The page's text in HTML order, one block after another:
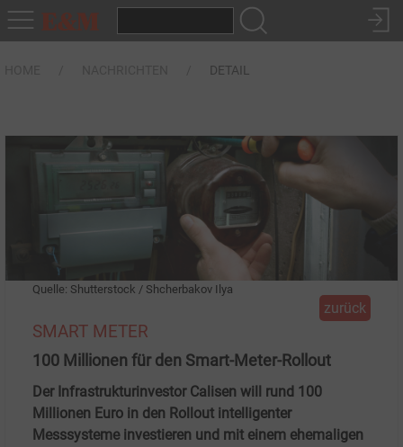
DETAIL
Quelle: Shutterstock / Shcherbakov Ilya
zurück
SMART METER
100 Millionen für den Smart-Meter-Rollout
Der Infrastrukturinvestor Calisen will rund 100
Millionen Euro in den Rollout intelligenter
Messsysteme investieren und mit einem ehemaligen